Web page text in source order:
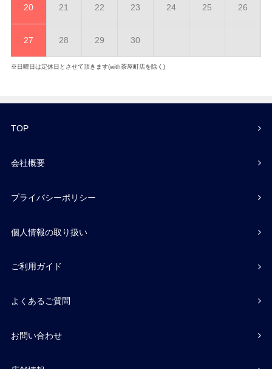
20 21 22 23 24 25 26
27 28 29 30
※日曜日は定休日とさせて頂きます(with茶屋町店を除く)
TOP
会社概要
プライバシーポリシー
個人情報の取り扱い
ご利用ガイド
よくあるご質問
お問い合わせ